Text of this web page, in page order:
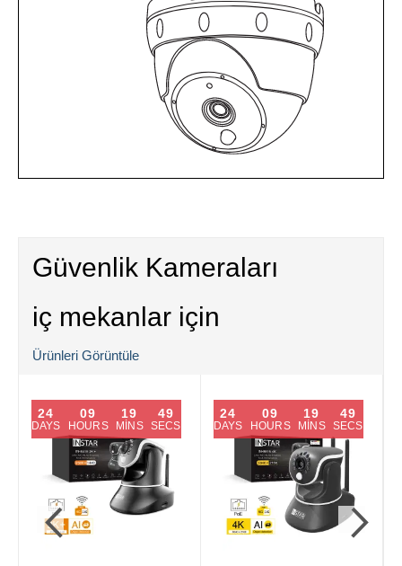
Güvenlik Kameraları
iç mekanlar için
Ürünleri Görüntüle
24
DAYS
09
HOURS
19
MINS
48
SECS
24
DAYS
09
HOURS
19
MINS
48
SECS